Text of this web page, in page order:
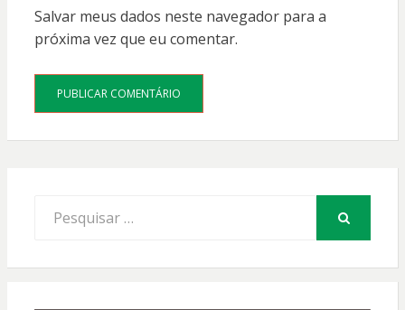
Salvar meus dados neste navegador para a
próxima vez que eu comentar.
por: